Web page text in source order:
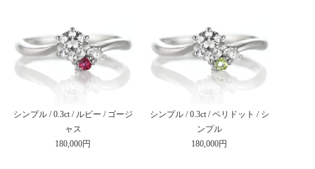
シンプル / 0.3ct / ルビー / ゴージ
ャス
180,000円
シンプル / 0.3ct / ペリドット / シ
ンプル
180,000円